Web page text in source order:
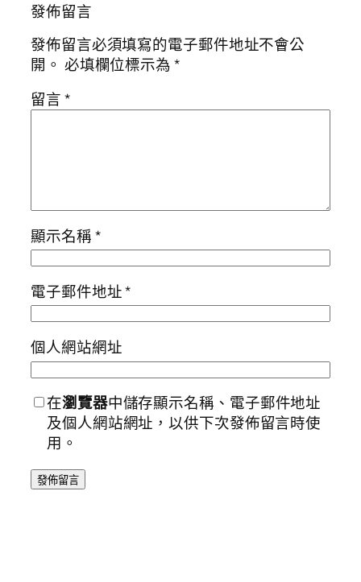
發佈留言
發佈留言必須填寫的電子郵件地址不會公
開。 必填欄位標示為*
留言*
顯示名稱*
電子郵件地址*
個人網站網址
在瀏覽器中儲存顯示名稱、電子郵件地址
及個人網站網址，以供下次發佈留言時使
用。